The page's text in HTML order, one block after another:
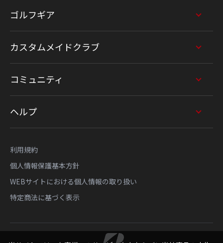
ゴルフギア
カスタムメイドクラブ
コミュニティ
ヘルプ
利用規約
個人情報保護基本方針
WEBサイトにおける個人情報の取り扱い
特定商法に基づく表示